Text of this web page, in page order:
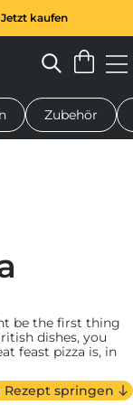
Jetzt kaufen
Servierbretter
Zubehör
be the first thing
dishes, you
feast pizza is, in
base topped with
Rezept springen